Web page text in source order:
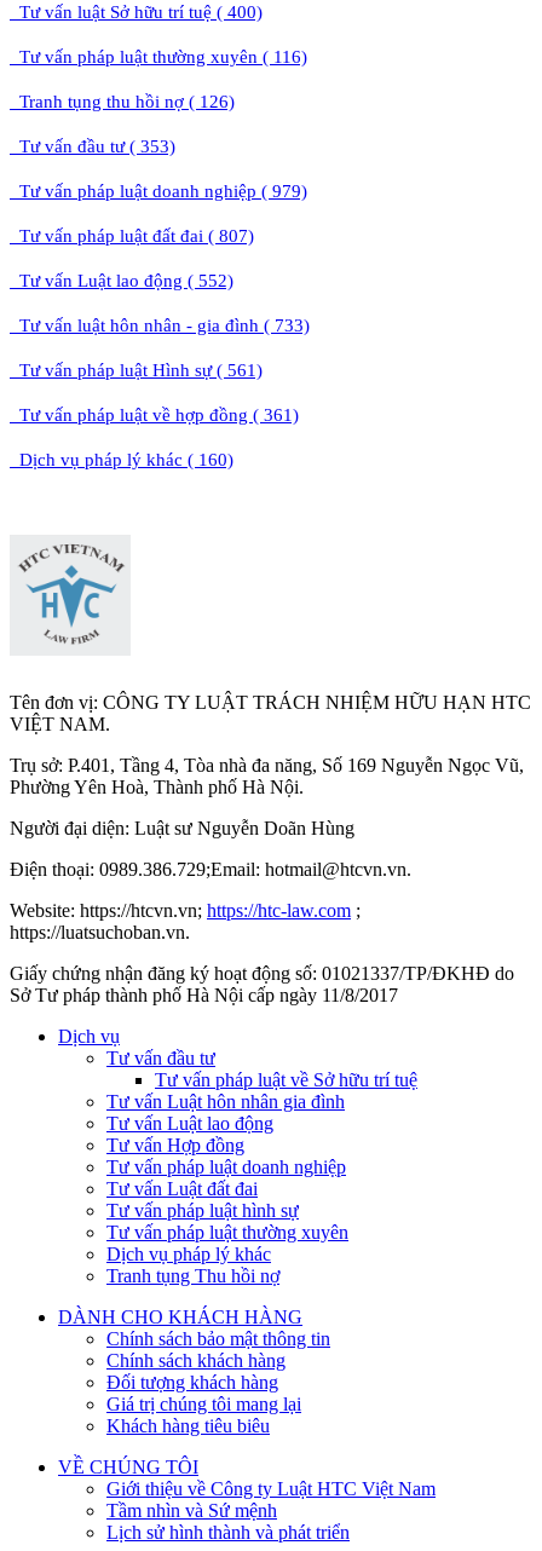
Tư vấn luật Sở hữu trí tuệ ( 400)
Tư vấn pháp luật thường xuyên ( 116)
Tranh tụng thu hồi nợ ( 126)
Tư vấn đầu tư ( 353)
Tư vấn pháp luật doanh nghiệp ( 979)
Tư vấn pháp luật đất đai ( 807)
Tư vấn Luật lao động ( 552)
Tư vấn luật hôn nhân - gia đình ( 733)
Tư vấn pháp luật Hình sự ( 561)
Tư vấn pháp luật về hợp đồng ( 361)
Dịch vụ pháp lý khác ( 160)
Tên đơn vị: CÔNG TY LUẬT TRÁCH NHIỆM HỮU HẠN HTC
VIỆT NAM.
Trụ sở: P.401, Tầng 4, Tòa nhà đa năng, Số 169 Nguyễn Ngọc Vũ,
Phường Yên Hoà, Thành phố Hà Nội.
Người đại diện: Luật sư Nguyễn Doãn Hùng
Điện thoại: 0989.386.729;Email: hotmail@htcvn.vn.
Website: https://htcvn.vn; https://htc-law.com ;
https://luatsuchoban.vn.
Giấy chứng nhận đăng ký hoạt động số: 01021337/TP/ĐKHĐ do
Sở Tư pháp thành phố Hà Nội cấp ngày 11/8/2017
Dịch vụ
Tư vấn đầu tư
Tư vấn pháp luật về Sở hữu trí tuệ
Tư vấn Luật hôn nhân gia đình
Tư vấn Luật lao động
Tư vấn Hợp đồng
Tư vấn pháp luật doanh nghiệp
Tư vấn Luật đất đai
Tư vấn pháp luật hình sự
Tư vấn pháp luật thường xuyên
Dịch vụ pháp lý khác
Tranh tụng Thu hồi nợ
DÀNH CHO KHÁCH HÀNG
Chính sách bảo mật thông tin
Chính sách khách hàng
Đối tượng khách hàng
Giá trị chúng tôi mang lại
Khách hàng tiêu biêu
VỀ CHÚNG TÔI
Giới thiệu về Công ty Luật HTC Việt Nam
Tầm nhìn và Sứ mệnh
Lịch sử hình thành và phát triển